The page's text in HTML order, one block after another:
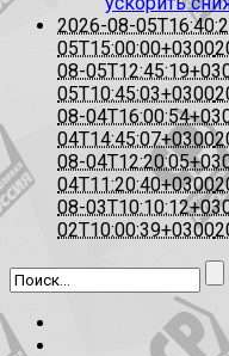
2026-08-
05T15:00:00+0300
08-
05T10:45:03+0300
08-
04T14:45:07+0300
08-
04T11:20:40+0300
08-
02T10:00:39+0300